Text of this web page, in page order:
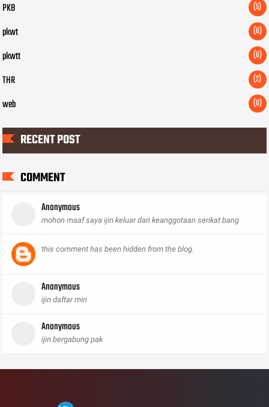
PKB (5)
pkwt (6)
pkwtt (6)
THR (2)
web (6)
RECENT POST
COMMENT
Anonymous
mohon maaf saya ijin keluar dari keanggotaan serikat bang
this comment has been hidden from the blog.
Anonymous
ijin daftar min
Anonymous
ijin bergabung pak